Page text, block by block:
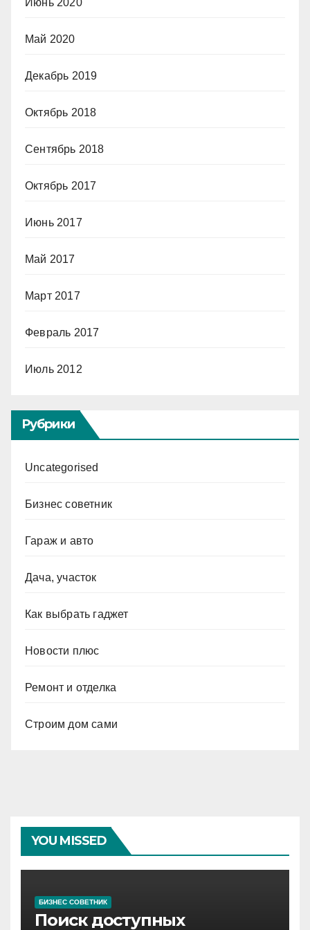
Май 2020
Декабрь 2019
Октябрь 2018
Сентябрь 2018
Октябрь 2017
Июнь 2017
Май 2017
Март 2017
Февраль 2017
Июль 2012
Рубрики
Uncategorised
Бизнес советник
Гараж и авто
Дача, участок
Как выбрать гаджет
Новости плюс
Ремонт и отделка
Строим дом сами
YOU MISSED
БИЗНЕС СОВЕТНИК
Поиск доступных